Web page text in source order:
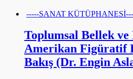
-----SANAT
Toplumsal Bellek
Amerikan Figüratif
Bakış (Dr. Engin